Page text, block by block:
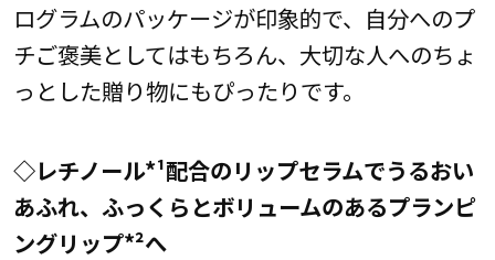
ログラムのパッケージが印象的で、自分へのプ
チご褒美としてはもちろん、大切な人へのちょ
っとした贈り物にもぴったりです。
◇レチノール*¹配合のリップセラムでうるおい
あふれ、ふっくらとボリュームのあるプランピ
ングリップ*²へ